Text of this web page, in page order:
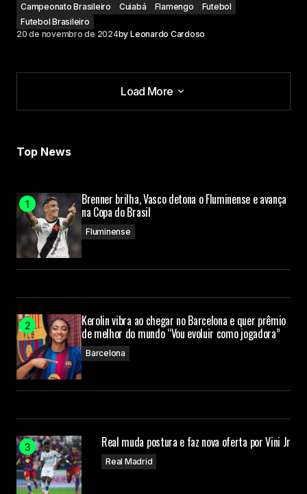
Campeonato Brasileiro Cuiabá Flamengo
Futebol
Futebol Brasileiro
20 de novembro de 2024by Leonardo Cardoso
Load More
Load More
Top News
Brenner brilha, Vasco detona o Fluminense e avança
na Copa do Brasil
Fluminense
Kerolin vibra ao chegar no Barcelona e quer prêmio
de melhor do mundo “Vou evoluir como jogadora”
Barcelona
Real muda postura e faz nova oferta por Vini Jr
Real Madrid